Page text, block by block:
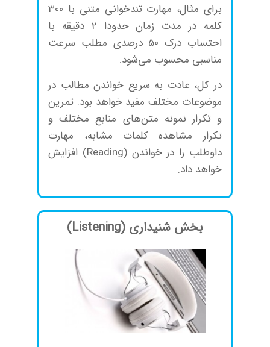
برای مثال، مهارت تندخوانی متنی با 300
کلمه در مدت زمان حدودا 2 دقیقه با
احتساب درک 50 درصدی مطلب سرعت
مناسبی محسوب می‌شود.
در کل، عادت به سریع خواندن مطالب در
موضوعات مختلف مفید خواهد بود. تمرین
و تکرار نمونه متن‌های منابع مختلف و
تکرار مشاهده کلمات مشابه، مهارت
داوطلب را در خواندن (Reading) افزایش
خواهد داد.
بخش شنیداری (Listening)